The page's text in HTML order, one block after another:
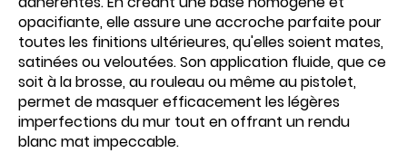
opacifiante, elle assure une accroche parfaite pour
toutes les finitions ultérieures, qu'elles soient mates,
satinées ou veloutées. Son application fluide, que ce
soit à la brosse, au rouleau ou même au pistolet,
permet de masquer efficacement les légères
imperfections du mur tout en offrant un rendu
blanc mat impeccable.